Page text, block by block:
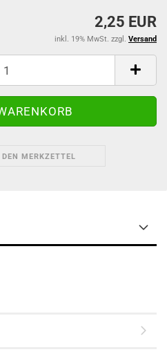
2,25 EUR
inkl. 19% MwSt. zzgl. Versand
DEN MERKZETTEL